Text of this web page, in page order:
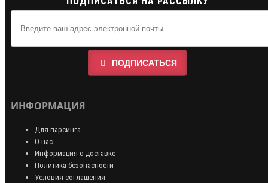
ПОДПИСАТЬСЯ
ИНФОРМАЦИЯ
Для парсинга
О нас
Информация о доставке
Политика безопасности
Условия соглашения